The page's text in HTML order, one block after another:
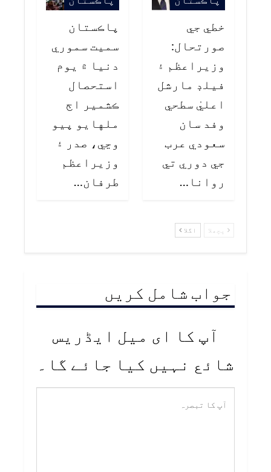
خطي جي
صورتحال:
وزيراعظم ۽
فيلڊ مارشل
اعليٰ سطحي
وفد سان
سعودي عرب
جي دوري تي
روانا…
پاڪستان
سميت سموري
دنيا ۾ يوم
استحصال
ڪشمير اڄ
ملهايو پيو
وڃي، صدر ۽
وزيراعظم
طرفان…
پچھلا اگلا
جواب شامل کریں
آپ کا ای میل ایڈریس
شائع نہیں کیا جائے گا۔